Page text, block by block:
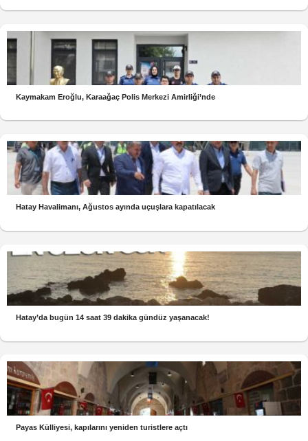
Kaymakam Eroğlu, Karaağaç Polis Merkezi Amirliği’nde
Hatay Havalimanı, Ağustos ayında uçuşlara kapatılacak
Hatay’da bugün 14 saat 39 dakika gündüz yaşanacak!
Payas Külliyesi, kapılarını yeniden turistlere açtı